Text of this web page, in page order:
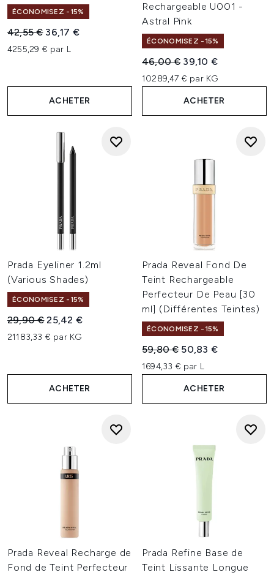
ÉCONOMISEZ -15%
Prix de vente :
42,55 € Prix ​​actuel :
36,17 €
4255,29 € par L
ACHETER
Rechargeable U001 -
Astral Pink
ÉCONOMISEZ -15%
Prix de vente :
46,00 € Prix ​​actuel :
39,10 €
10289,47 € par KG
ACHETER
Prada Eyeliner 1.2ml
(Various Shades)
ÉCONOMISEZ -15%
Prix de vente :
29,90 €Prix ​​actuel :
25,42 €
21183,33 € par KG
ACHETER
Prada Reveal Fond De
Teint Rechargeable
Perfecteur De Peau [30
ml] (Différentes Teintes)
ÉCONOMISEZ -15%
Prix de vente :
59,80 € Prix ​​actuel :
50,83 €
1694,33 € par L
ACHETER
Prada Reveal Recharge de
Fond de Teint Perfecteur
Prada Refine Base de
Teint Lissante Longue